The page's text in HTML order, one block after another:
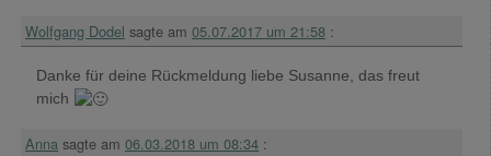
Wolfgang Dodel sagte am 05.07.2017 um 21:58 :
Danke für deine Rückmeldung liebe Susanne, das freut
mich
Anna sagte am 06.03.2018 um 08:34 :